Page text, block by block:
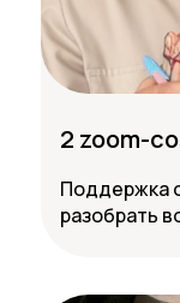
2 zoom-
Поддержка
разобрать